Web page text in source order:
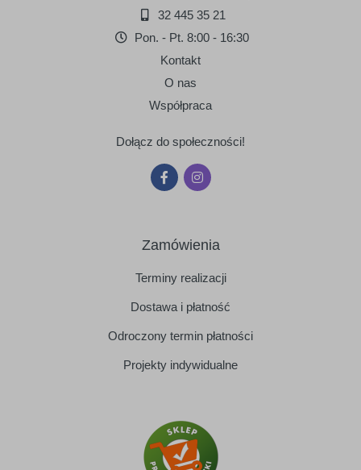
32 445 35 21
Pon. - Pt. 8:00 - 16:30
Kontakt
O nas
Współpraca
Dołącz do społeczności!
Zamówienia
Terminy realizacji
Dostawa i płatność
Odroczony termin płatności
Projekty indywidualne